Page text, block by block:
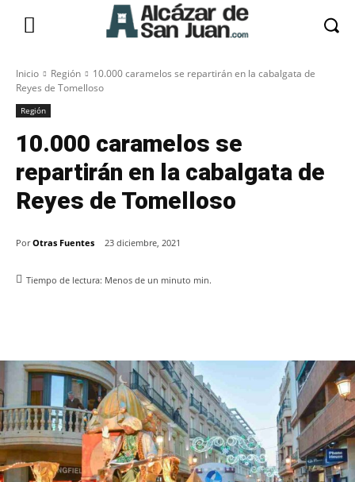
Inicio Región
10.000 caramelos se repartirán en la cabalgata de
Reyes de Tomelloso
Región
10.000 caramelos se
repartirán en la cabalgata de
Reyes de Tomelloso
Por Otras Fuentes 23 diciembre, 2021
Tiempo de lectura: Menos de un minuto min.